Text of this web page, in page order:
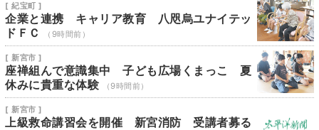
[ 紀宝町 ]
企業と連携 キャリア教育 八咫烏ユナイテッ
ドＦＣ
（9時間前）
[ 新宮市 ]
座禅組んで意識集中 子ども広場くまっこ 夏
休みに貴重な体験
（9時間前）
[ 新宮市 ]
上級救命講習会を開催 新宮消防 受講者募る